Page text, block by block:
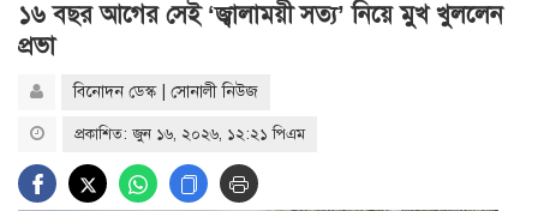
১৬ বছর আগের সেই ‘জ্বালাময়ী সত্য’ নিয়ে মুখ খুললেন
প্রভা
বিনোদন ডেস্ক | সোনালী নিউজ
প্রকাশিত: জুন ১৬, ২০২৬, ১২:২১ পিএম